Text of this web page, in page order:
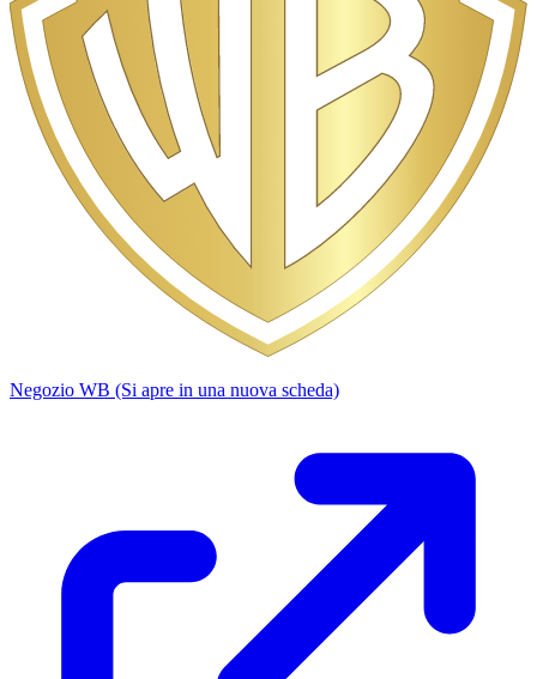
Negozio WB (Si apre in una nuova scheda)